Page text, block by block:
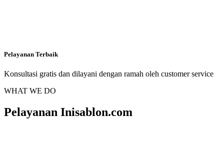
Pelayanan Terbaik
Konsultasi gratis dan dilayani dengan ramah oleh customer service
WHAT WE DO
Pelayanan Inisablon.com